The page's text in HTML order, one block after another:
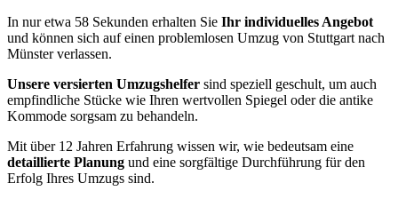
In nur etwa 58 Sekunden erhalten Sie Ihr individuelles Angebot
und können sich auf einen problemlosen Umzug von Stuttgart nach
Münster verlassen.
Unsere versierten Umzugshelfer sind speziell geschult, um auch
empfindliche Stücke wie Ihren wertvollen Spiegel oder die antike
Kommode sorgsam zu behandeln.
Mit über 12 Jahren Erfahrung wissen wir, wie bedeutsam eine
detaillierte Planung und eine sorgfältige Durchführung für den
Erfolg Ihres Umzugs sind.